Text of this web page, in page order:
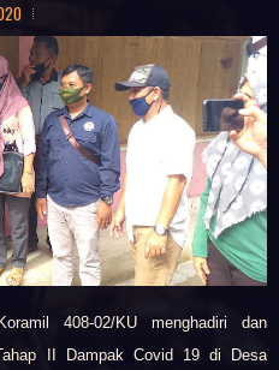
408-02/KU menghadiri dan
II Dampak Covid 19 di Desa